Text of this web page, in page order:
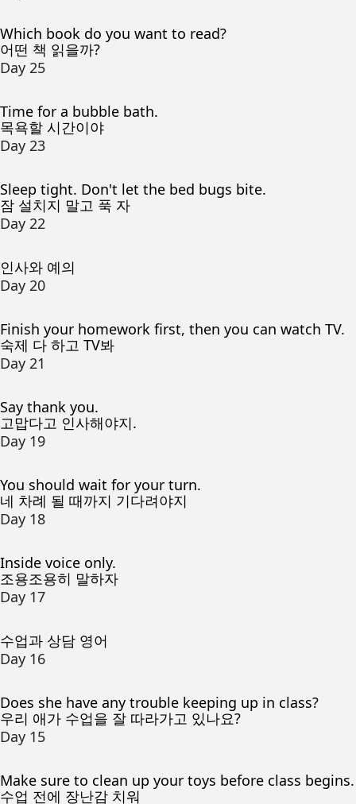
Which book do you want to read?
어떤 책 읽을까?
Day 25
Time for a bubble bath.
목욕할 시간이야
Day 23
Sleep tight. Don't let the bed bugs bite.
잠 설치지 말고 푹 자
Day 22
인사와 예의
Day 20
Finish your homework first, then you can watch TV.
숙제 다 하고 TV봐
Day 21
Say thank you.
고맙다고 인사해야지.
Day 19
You should wait for your turn.
네 차례 될 때까지 기다려야지
Day 18
Inside voice only.
조용조용히 말하자
Day 17
수업과 상담 영어
Day 16
Does she have any trouble keeping up in class?
우리 애가 수업을 잘 따라가고 있나요?
Day 15
Make sure to clean up your toys before class begins.
수업 전에 장난감 치워